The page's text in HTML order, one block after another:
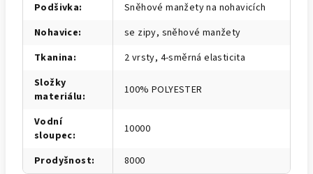
Podšivka:
Sněhové manžety na nohavicích
Nohavice:
se zipy, sněhové manžety
Tkanina:
2 vrsty, 4-směrná elasticita
Složky
materiálu: 100% POLYESTER
Vodní
sloupec: 10000
Prodyšnost: 8000